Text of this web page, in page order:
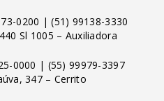
0200 |(51) 99138-3330
Sl 1005 – Auxiliadora
0000 | (55) 99979-3397
347 – Cerrito